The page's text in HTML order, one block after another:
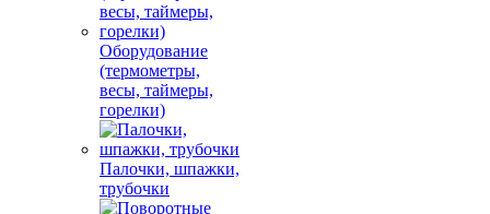
Оборудование
(термометры,
весы, таймеры,
горелки)
Палочки, шпажки,
трубочки